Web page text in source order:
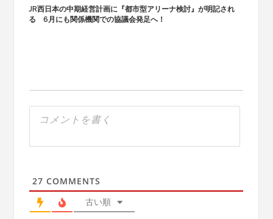
JR西日本の中期経営計画に『都市型アリーナ検討』が明記され
る 6月にも関係機関での協議会発足へ！
27 COMMENTS
古い順